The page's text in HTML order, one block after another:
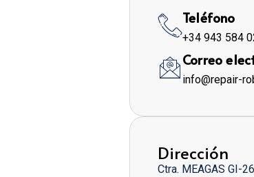
Teléfono
+34 943 584
Correo
info@repair-
Dirección
Ctra. MEAGAS GI-